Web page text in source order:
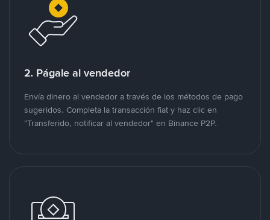
2. Págale al vendedor
Envía dinero al vendedor a través de los métodos de pago
sugeridos. Completa la transacción fiat y haz clic en
"Transferido, notificar al vendedor" en Binance P2P.